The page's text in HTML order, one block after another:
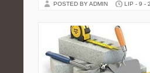
POSTED BY ADMIN LIP - 9 -